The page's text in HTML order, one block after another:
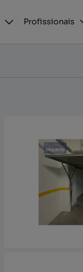
Profissionais